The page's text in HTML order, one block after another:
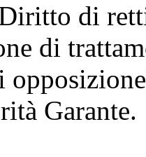
di
di
Garante.